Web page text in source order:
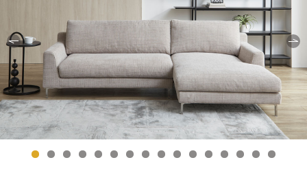
FABRIC'S SOFA ファブリックス
RUG ラグ
TABLE テーブル
OTHER その他製品
ONLINE STORE 関家具通販サイト
よくあるご質問
CONTACT お問合せ